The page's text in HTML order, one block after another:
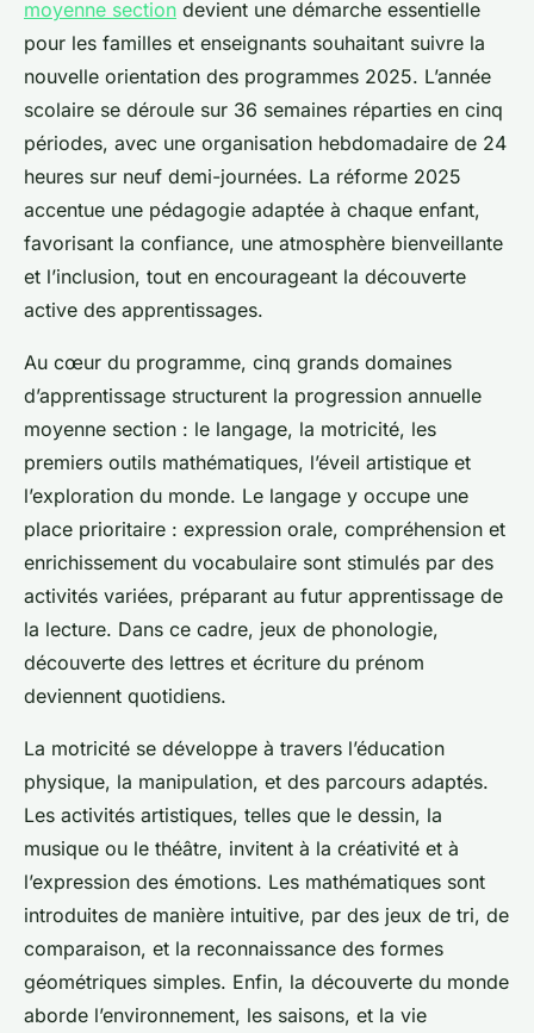
moyenne section devient une démarche essentielle
pour les familles et enseignants souhaitant suivre la
nouvelle orientation des programmes 2025. L’année
scolaire se déroule sur 36 semaines réparties en cinq
périodes, avec une organisation hebdomadaire de 24
heures sur neuf demi-journées. La réforme 2025
accentue une pédagogie adaptée à chaque enfant,
favorisant la confiance, une atmosphère bienveillante
et l’inclusion, tout en encourageant la découverte
active des apprentissages.
Au cœur du programme, cinq grands domaines
d’apprentissage structurent la progression annuelle
moyenne section : le langage, la motricité, les
premiers outils mathématiques, l’éveil artistique et
l’exploration du monde. Le langage y occupe une
place prioritaire : expression orale, compréhension et
enrichissement du vocabulaire sont stimulés par des
activités variées, préparant au futur apprentissage de
la lecture. Dans ce cadre, jeux de phonologie,
découverte des lettres et écriture du prénom
deviennent quotidiens.
La motricité se développe à travers l’éducation
physique, la manipulation, et des parcours adaptés.
Les activités artistiques, telles que le dessin, la
musique ou le théâtre, invitent à la créativité et à
l’expression des émotions. Les mathématiques sont
introduites de manière intuitive, par des jeux de tri, de
comparaison, et la reconnaissance des formes
géométriques simples. Enfin, la découverte du monde
aborde l’environnement, les saisons, et la vie